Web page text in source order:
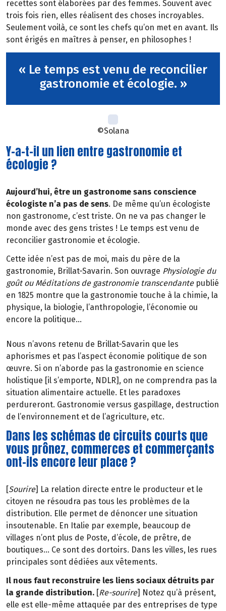
recettes sont élaborées par des femmes. Souvent avec
trois fois rien, elles réalisent des choses incroyables.
Seulement voilà, ce sont les chefs qu’on met en avant. Ils
sont érigés en maîtres à penser, en philosophes !
« Le temps est venu de reconcilier
gastronomie et écologie. »
©Solana
Y-a-t-il un lien entre gastronomie et
écologie ?
Aujourd’hui, être un gastronome sans conscience
écologiste n’a pas de sens. De même qu’un écologiste
non gastronome, c’est triste. On ne va pas changer le
monde avec des gens tristes ! Le temps est venu de
reconcilier gastronomie et écologie.
Cette idée n’est pas de moi, mais du père de la
gastronomie, Brillat-Savarin. Son ouvrage Physiologie du
goût ou Méditations de gastronomie transcendantepublié
en 1825 montre que la gastronomie touche à la chimie, la
physique, la biologie, l’anthropologie, l’économie ou
encore la politique…
Nous n’avons retenu de Brillat-Savarin que les
aphorismes et pas l’aspect économie politique de son
œuvre. Si on n’aborde pas la gastronomie en science
holistique [il s’emporte, NDLR], on ne comprendra pas la
situation alimentaire actuelle. Et les paradoxes
perdureront. Gastronomie versus gaspillage, destruction
de l’environnement et de l’agriculture, etc.
Dans les schémas de circuits courts que
vous prônez, commerces et commerçants
ont-ils encore leur place ?
[Sourire] La relation directe entre le producteur et le
citoyen ne résoudra pas tous les problèmes de la
distribution. Elle permet de dénoncer une situation
insoutenable. En Italie par exemple, beaucoup de
villages n’ont plus de Poste, d’école, de prêtre, de
boutiques… Ce sont des dortoirs. Dans les villes, les rues
principales sont dédiées aux vêtements.
Il nous faut reconstruire les liens sociaux détruits par
la grande distribution. [Re-sourire] Notez qu’à présent,
elle est elle-même attaquée par des entreprises de type